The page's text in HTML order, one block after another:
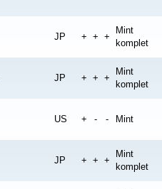
JP + + +
Mint
komplet
JP + + +
Mint
komplet
US + - - Mint
JP + + +
Mint
komplet